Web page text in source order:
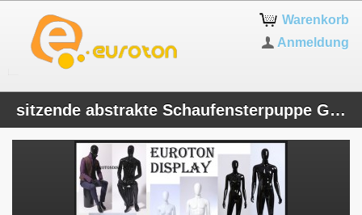
Warenkorb
Anmeldung
sitzende abstrakte Schaufensterpuppe Glanz XM XF